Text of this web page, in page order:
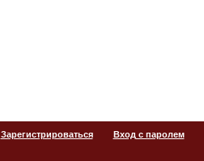
Зарегистрироваться Вход с паролем